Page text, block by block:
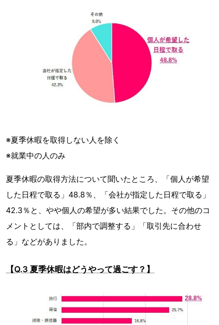
※夏季休暇を取得しない人を除く
※就業中の人のみ
夏季休暇の取得方法について聞いたところ、「個人が希望
した日程で取る」48.8％、「会社が指定した日程で取る」
42.3％と、やや個人の希望が多い結果でした。その他のコ
メントとしては、「部内で調整する」「取引先に合わせ
る」などがありました。
【Q.3 夏季休暇はどうやって過ごす？】